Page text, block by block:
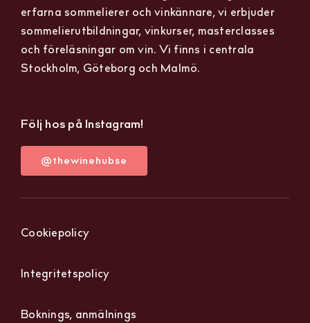
erfarna sommelierer och vinkännare, vi erbjuder
sommelierutbildningar, vinkurser, masterclasses
och föreläsningar om vin. Vi finns i centrala
Stockholm, Göteborg och Malmö.
Följ hos på Instagram!
@thewinehubse
Cookiepolicy
Integritetspolicy
Boknings, anmälnings